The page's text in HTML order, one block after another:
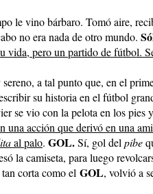
le vino bárbaro. Tomó aire,
no era nada de otro mundo.
vida, pero un partido de fútbol.
a tal punto que, en el
su historia en el fútbol
se vio con la pelota en los pies
una acción que derivó en una
al palo. GOL.Sí, gol del pibe
la camiseta, para luego
corta como el GOL, volvió a